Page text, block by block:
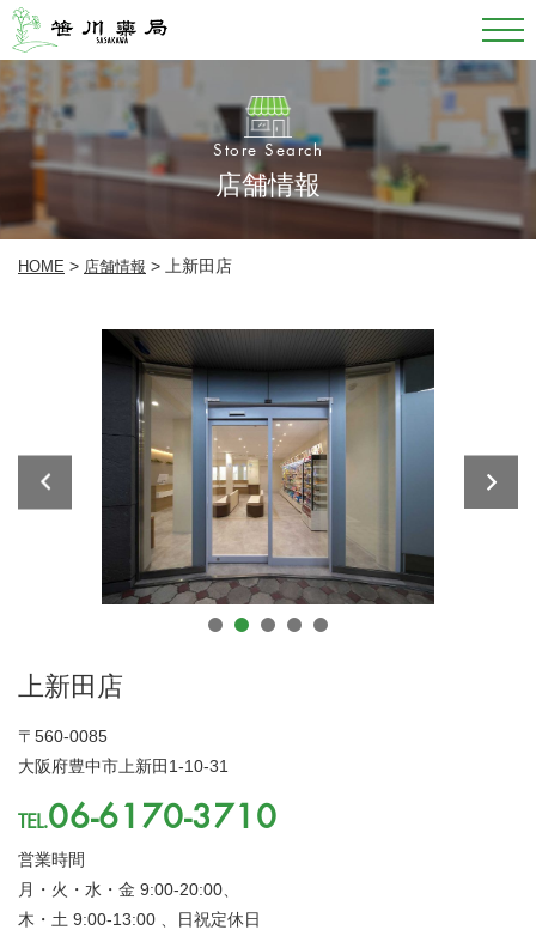
Store Search
店舗情報
HOME > 店舗情報 > 上新田店
上新田店
〒560-0085
大阪府豊中市上新田1-10-31
TEL.06-6170-3710
営業時間
月・火・水・金 9:00-20:00、
木・土 9:00-13:00 、日祝定休日
TEL 06-6832-8116
メールでのお問い合わせ